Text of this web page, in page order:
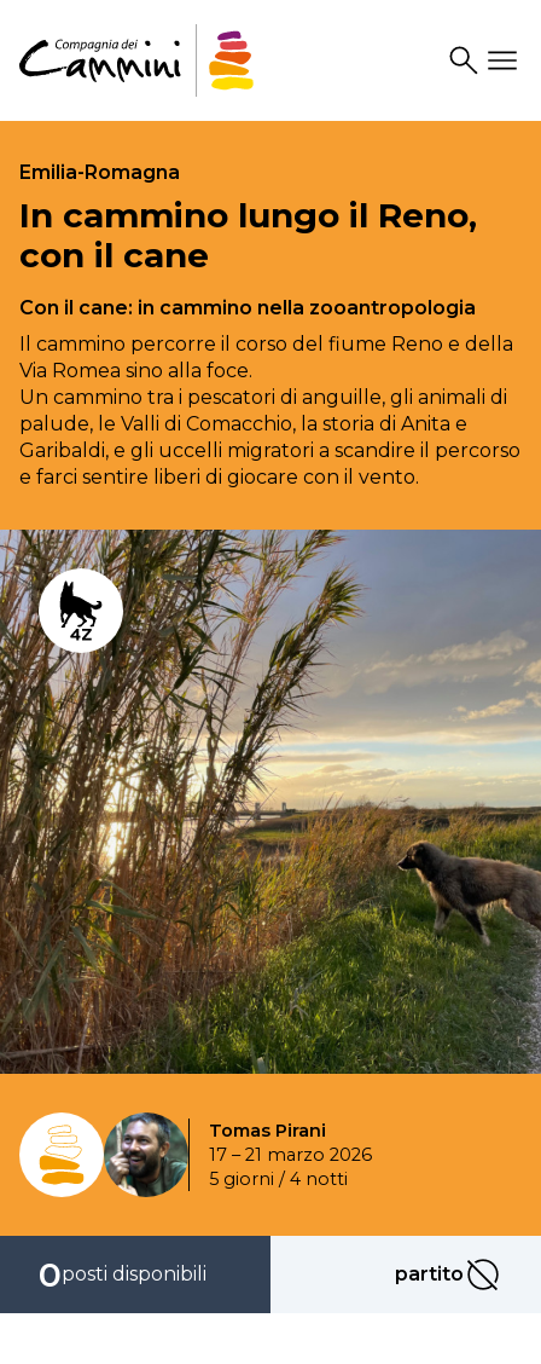
SearchDrawer
Emilia-Romagna
In cammino lungo il Reno,
con il cane
Con il cane: in cammino nella zooantropologia
Il cammino percorre il corso del fiume Reno e della
Via Romea sino alla foce.
Un cammino tra i pescatori di anguille, gli animali di
palude, le Valli di Comacchio, la storia di Anita e
Garibaldi, e gli uccelli migratori a scandire il percorso
e farci sentire liberi di giocare con il vento.
Tomas Pirani
17 – 21 marzo 2026
5 giorni / 4 notti
0posti disponibili partito partito